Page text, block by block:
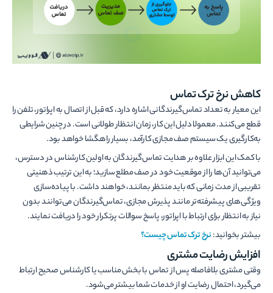
کاهش نرخ ترک تماس
این معیار به تعداد تماس‌گیرندگانی اشاره دارد، که قبل از اتصال به اپراتور، تلفن را
قطع می‌کنند. معمولا دلیل این کار، زمان انتظار طولانی است. در چنین شرایطی
به‌کارگیری یک سیستم صف مجازی کارآمد، بسیار راه­گشا خواهد بود.
با کمک این ابزار علاوه بر هدایت تماس‌گیرندگان به اولین کارشناس در دسترس،
می‌توانید آن‌­ها را از موقعیت خود در صف مطلع سازید؛ به این ترتیب ذهنیتی
تقریبی از مدت زمانی که باید منتظر بمانند، خواهند داشت. با پیاده‌سازی
ویژگی‌های پیشرفته‌تر مانند پذیرش مجازی، تماس‌گیرندگان می‌توانند بدون
نیاز به انتظار برای ارتباط با اپراتور، پاسخ سوالات پرتکرار خود را دریافت نمایند.
بیشتر بخوانید:نرخ ترک تماس چیست؟
افزایش رضایت مشتری
وقتی مشتری بلافاصله پس از تماس با بخش مناسب یا کارشناس صحیح ارتباط
می­‌گیرد، احتمال رضایت او از خدمات شما بیشتر می­‌شود.